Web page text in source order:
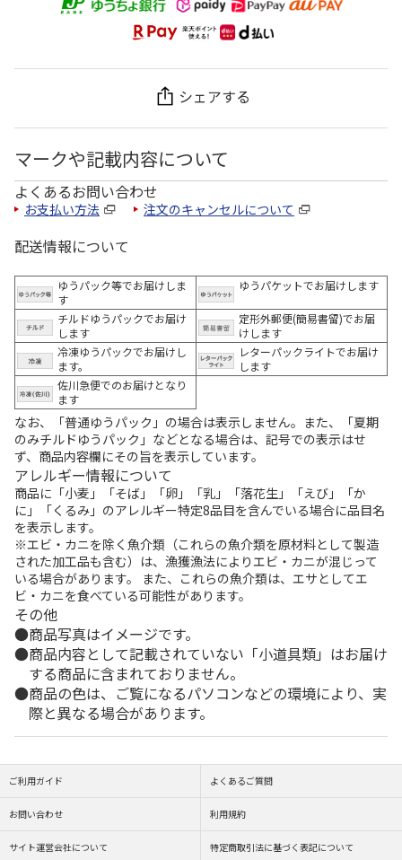
シェアする
マークや記載内容について
よくあるお問い合わせ
お支払い方法 注文のキャンセルについて
配送情報について
ゆうパック等でお届けしま
す
ゆうパケットでお届けします
チルドゆうパックでお届け
します
定形外郵便(簡易書留)でお届
けします
冷凍ゆうパックでお届けし
ます。
レターパックライトでお届け
します
佐川急便でのお届けとなり
ます
なお、「普通ゆうパック」の場合は表示しません。また、「夏期
のみチルドゆうパック」などとなる場合は、記号での表示はせ
ず、商品内容欄にその旨を表示しています。
アレルギー情報について
商品に「小麦」「そば」「卵」「乳」「落花生」「えび」「か
に」「くるみ」のアレルギー特定8品目を含んでいる場合に品目名
を表示します。
※エビ・カニを除く魚介類（これらの魚介類を原材料として製造
された加工品も含む）は、漁獲漁法によりエビ・カニが混じって
いる場合があります。 また、これらの魚介類は、エサとしてエ
ビ・カニを食べている可能性があります。
その他
商品写真はイメージです。
商品内容として記載されていない「小道具類」はお届け
する商品に含まれておりません。
商品の色は、ご覧になるパソコンなどの環境により、実
際と異なる場合があります。
ご利用ガイド よくあるご質問
お問い合わせ 利用規約
サイト運営会社について 特定商取引法に基づく表記について